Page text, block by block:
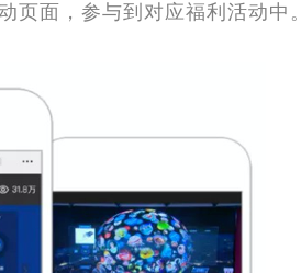
面，参与到对应福利活动中。